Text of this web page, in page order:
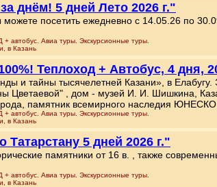
днём! 5 дней Лето 2026 г."
посетить ежедневно с 14.05.26 по
автобус. Авиа туры. Экскурсионные туры.
в Казань
Теплоход + Автобус, 4 дня,
и тайны тысячелетней Казани», в Елабугу.
Цветаевой" , дом - музей И. И. Шишкина,
памятник всемирного наследия ЮНЕСКО
автобус. Авиа туры. Экскурсионные туры.
в Казань
Татарстану 5 дней 2026 г."
памятники от 16 в. , также
автобус. Авиа туры. Экскурсионные туры.
в Казань